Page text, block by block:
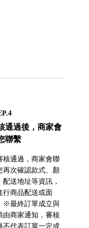
通過後，商家會
聯繫
核通過，商家會聯
再次確認款式、顏
配送地址等資訊，
行商品配送或面
※最終訂單成立與
由商家通知，審核
不代表訂單一定成